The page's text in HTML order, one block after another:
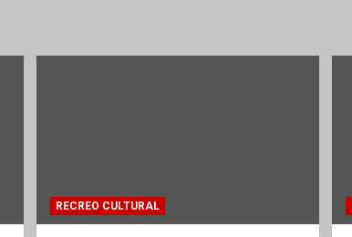
RECREO CULTURAL